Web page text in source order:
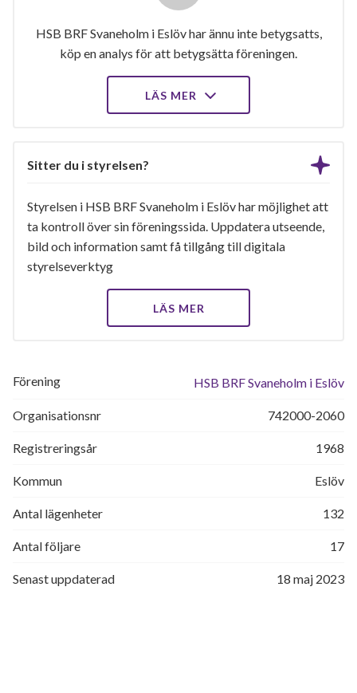
HSB BRF Svaneholm i Eslöv har ännu inte betygsatts,
köp en analys för att betygsätta föreningen.
LÄS MER
Sitter du i styrelsen?
Styrelsen i HSB BRF Svaneholm i Eslöv har möjlighet att
ta kontroll över sin föreningssida. Uppdatera utseende,
bild och information samt få tillgång till digitala
styrelseverktyg
LÄS MER
Förening HSB BRF Svaneholm i Eslöv
Organisationsnr 742000-2060
Registreringsår 1968
Kommun Eslöv
Antal lägenheter 132
Antal följare 17
Senast uppdaterad 18 maj 2023